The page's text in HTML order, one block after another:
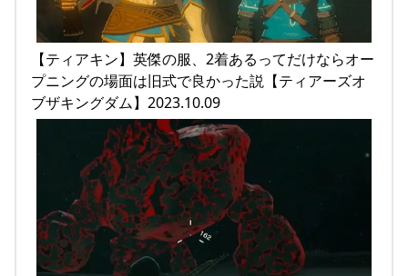
【ティアキン】英傑の服、2着あるってだけならオー
プニングの場面は旧式で良かった説【ティアーズオ
ブザキングダム】2023.10.09